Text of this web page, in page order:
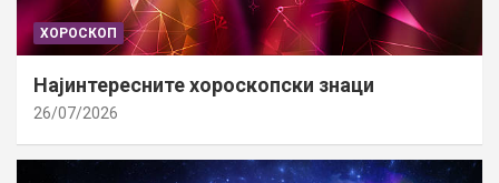
ХОРОСКОП
Најинтересните хороскопски знаци
26/07/2026